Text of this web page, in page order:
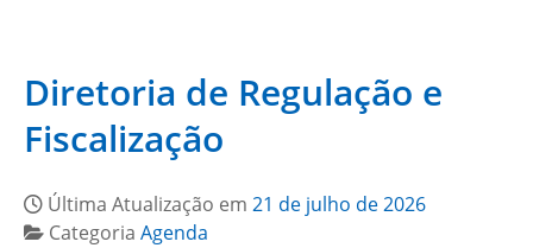
Diretoria de Regulação e
Fiscalização
Última Atualização em 21 de julho de 2026
Categoria Agenda